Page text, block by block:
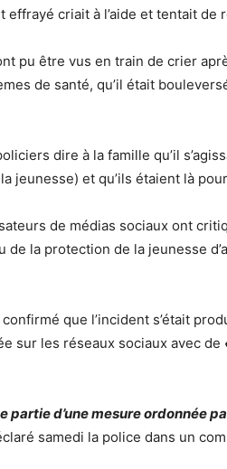
effrayé criait à l’aide et tentait
pu être vus en train de crier
de santé, qu’il était
dire à la famille qu’il
jeunesse) et qu’ils étaient là
de médias sociaux ont
de la protection de la jeunesse
que l’incident s’était
sur les réseaux sociaux avec de
partie d’une mesure ordonnée
samedi la police dans un